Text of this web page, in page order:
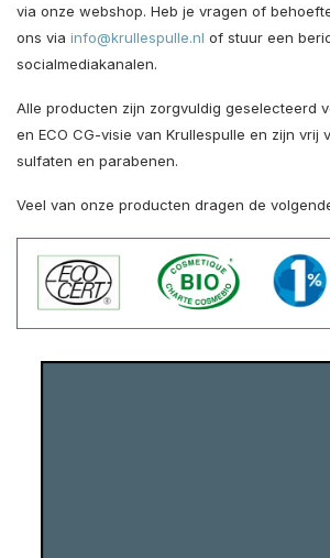
via onze webshop. Heb je vragen of
ons via info@krullespulle.nl of stuur een
socialmediakanalen.
Alle producten zijn zorgvuldig geselecteerd
en ECO CG-visie van Krullespulle en zijn vrij
sulfaten en parabenen.
Veel van onze producten dragen de